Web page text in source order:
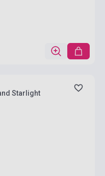
Starlight